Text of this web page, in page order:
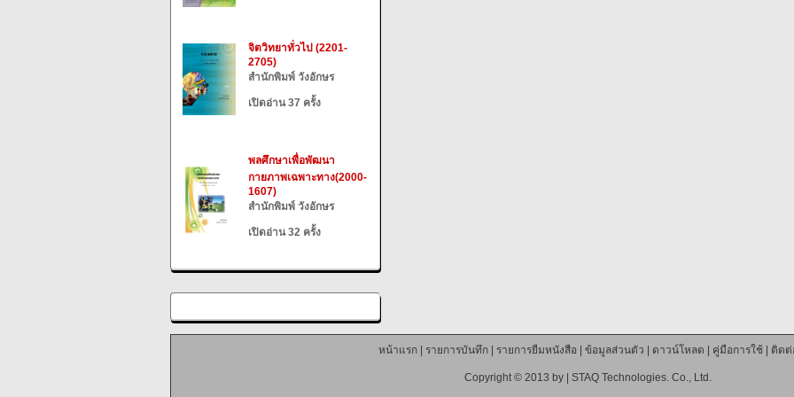
จิตวิทยาทั่วไป (2201-
2705)
สำนักพิมพ์ วังอักษร
เปิดอ่าน 37 ครั้ง
พลศึกษาเพื่อพัฒนา
กายภาพเฉพาะทาง(2000-
1607)
สำนักพิมพ์ วังอักษร
เปิดอ่าน 32 ครั้ง
หน้าแรก| รายการบันทึก| รายการยืมหนังสือ ข้อมูลส่วนตัว ดาวน์โหลด คู่มือการใช้| ติดต่
Copyright © 2013 by | STAQ Technologies. Co., Ltd.